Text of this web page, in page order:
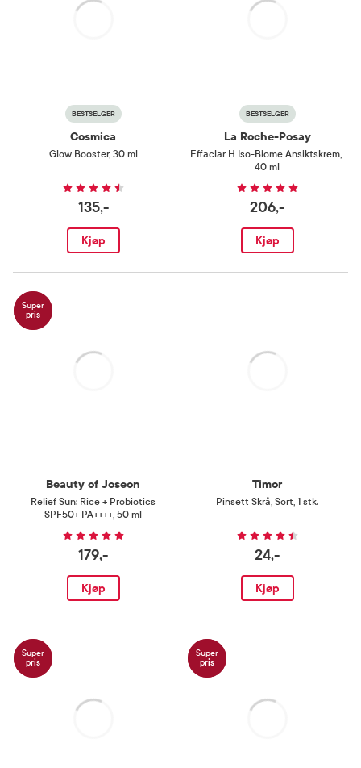
BESTSELGER
Cosmica
Glow Booster, 30 ml
135,-
Kjøp
BESTSELGER
La Roche-Posay
Effaclar H Iso-Biome Ansiktskrem,
40 ml
206,-
Kjøp
Super
pris
Beauty of Joseon
Relief Sun: Rice + Probiotics
SPF50+ PA++++, 50 ml
179,-
Kjøp
Timor
Pinsett Skrå, Sort, 1 stk.
24,-
Kjøp
Super
pris
Super
pris